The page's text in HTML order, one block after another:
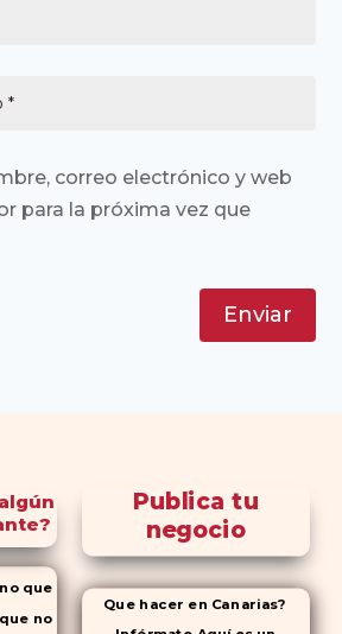
correo electrónico y web
para la próxima vez que
Enviar
que
no
Publica tu
negocio
Que hacer en Canarias?